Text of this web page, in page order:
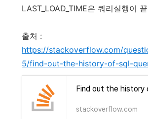
LAST_LOAD_TIME은 쿼리실행이
출처 :
https://stackoverflow.com/
5/find-out-the-history-of-sql-
stackoverflow.com